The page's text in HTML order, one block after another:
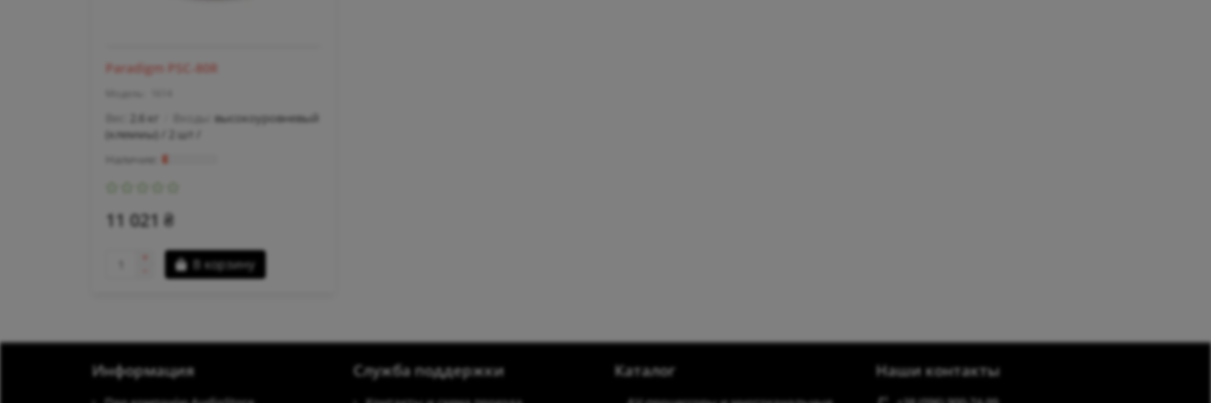
Paradigm PSC-80R
2.6 кг
высокоуровневый
(клеммы) / 2 шт /
11 021 ₴
В корзину
Информация Служба поддержки Каталог Наши контакты